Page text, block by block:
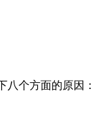
八个方面的原因：